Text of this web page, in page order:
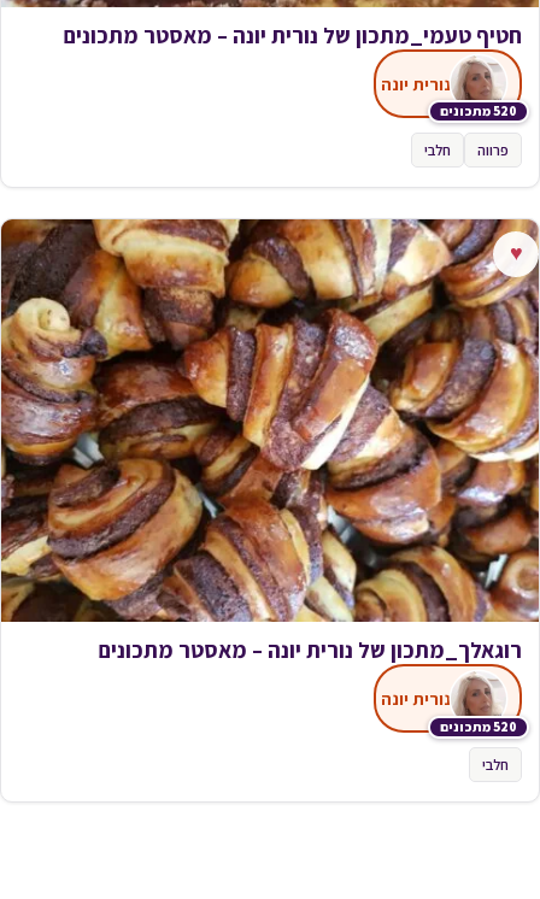
חטיף טעמי_מתכון של נורית יונה – מאסטר מתכונים
520 מתכונים
נורית יונה
פרווה חלבי
♥
רוגאלך_מתכון של נורית יונה – מאסטר מתכונים
520 מתכונים
נורית יונה
חלבי